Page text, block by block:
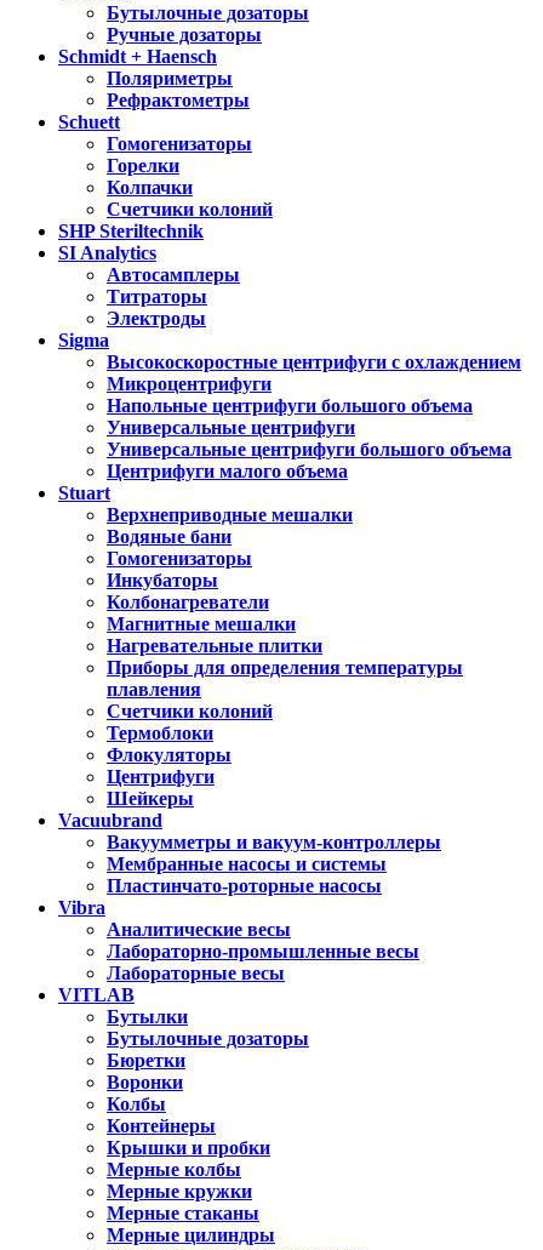
Бутылочные дозаторы
Ручные дозаторы
Schmidt + Haensch
Поляриметры
Рефрактометры
Schuett
Гомогенизаторы
Горелки
Колпачки
Счетчики колоний
SHP Steriltechnik
SI Analytics
Автосамплеры
Титраторы
Электроды
Sigma
Высокоскоростные центрифуги с охлаждением
Микроцентрифуги
Напольные центрифуги большого объема
Универсальные центрифуги
Универсальные центрифуги большого объема
Центрифуги малого объема
Stuart
Верхнеприводные мешалки
Водяные бани
Гомогенизаторы
Инкубаторы
Колбонагреватели
Магнитные мешалки
Нагревательные плитки
Приборы для определения температуры
плавления
Счетчики колоний
Термоблоки
Флокуляторы
Центрифуги
Шейкеры
Vacuubrand
Вакуумметры и вакуум-контроллеры
Мембранные насосы и системы
Пластинчато-роторные насосы
Vibra
Аналитические весы
Лабораторно-промышленные весы
Лабораторные весы
VITLAB
Бутылки
Бутылочные дозаторы
Бюретки
Воронки
Колбы
Контейнеры
Крышки и пробки
Мерные колбы
Мерные кружки
Мерные стаканы
Мерные цилиндры